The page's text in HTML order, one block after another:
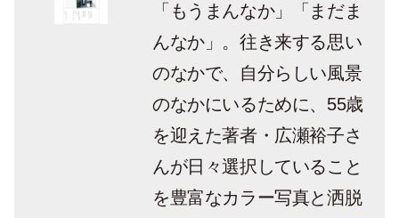
「もうまんなか」「まだま
んなか」。往き来する思い
のなかで、自分らしい風景
のなかにいるために、55歳
を迎えた著者・広瀬裕子さ
んが日々選択していること
を豊富なカラー写真と洒脱